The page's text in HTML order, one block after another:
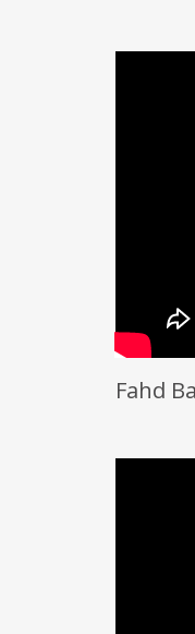
Fahd